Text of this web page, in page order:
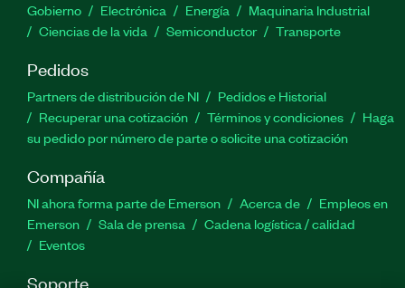
Gobierno
Electrónica Energía
Maquinaria Industrial
Ciencias de la vida
Semiconductor Transporte
Pedidos
Partners de distribución de NI
Pedidos e Historial
Recuperar una cotización
Términos y condiciones
Haga
su pedido por número de parte o solicite una cotización
Compañía
NI ahora forma parte de Emerson Acerca de
Empleos en
Emerson
Sala de prensa
Cadena logística / calidad
Eventos
Soporte